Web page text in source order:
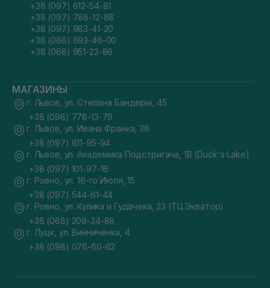
+38 (097) 612-54-81
+38 (097) 788-12-88
+38 (097) 983-41-20
+38 (068) 693-46-00
+38 (068) 951-22-86
МАГАЗИНЫ
г. Львов, ул. Степана Бандеры, 45
+38 (098) 778-13-79
г. Львов, ул. Ивана Франка, 36
+38 (097) 611-95-94
г. Львов, ул. Академика Подстригача, 1В (Duck's Lake)
+38 (097) 101-97-16
г. Ровно, ул. 16-го Июля, 15
+38 (097) 544-61-44
г. Ровно, ул. Кулика и Гудачека, 23 (ТЦ Экватор)
+38 (068) 209-34-88
г. Луцк, ул. Винниченка, 4
+38 (098) 076-60-62